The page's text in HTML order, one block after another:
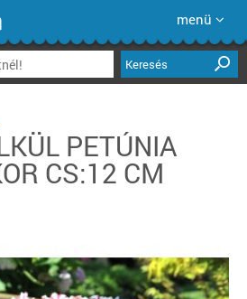
menü
Keresés
PETÚNIA
CS:12 CM